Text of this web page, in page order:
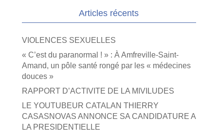
Articles récents
VIOLENCES SEXUELLES
« C’est du paranormal ! » : À Amfreville-Saint-
Amand, un pôle santé rongé par les « médecines
douces »
RAPPORT D’ACTIVITE DE LA MIVILUDES
LE YOUTUBEUR CATALAN THIERRY
CASASNOVAS ANNONCE SA CANDIDATURE A
LA PRESIDENTIELLE